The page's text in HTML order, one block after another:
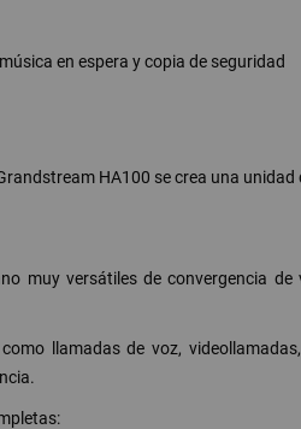
en espera y copia de seguridad
HA100 se crea una
muy versátiles de convergencia
llamadas de voz,